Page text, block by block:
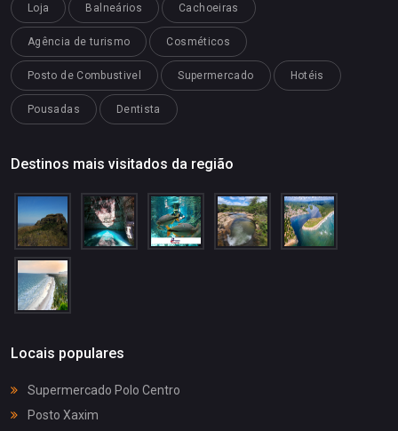
Loja Balneários Cachoeiras
Agência de turismo Cosméticos
Posto de Combustivel Supermercado Hotéis
Pousadas Dentista
Destinos mais visitados da região
Locais populares
Supermercado Polo Centro
Posto Xaxim